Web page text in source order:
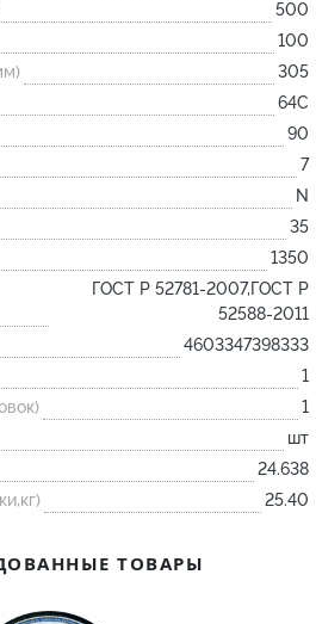
500
100
305
64С
90
7
N
35
1350
ГОСТ Р 52781-2007,ГОСТ Р
52588-2011
4603347398333
1
1
шт
24.638
25.40
ТОВАРЫ